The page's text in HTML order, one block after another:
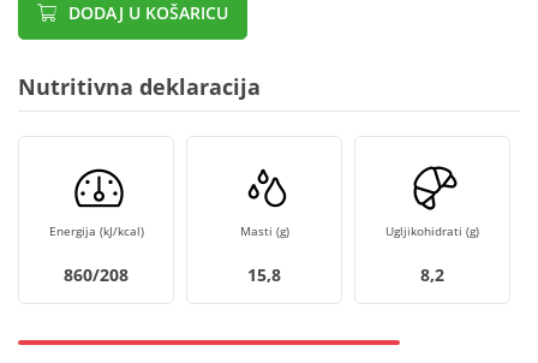
DODAJ U KOŠARICU
Nutritivna deklaracija
Energija (kJ/kcal)
860/208
Masti (g)
15,8
Ugljikohidrati (g)
8,2